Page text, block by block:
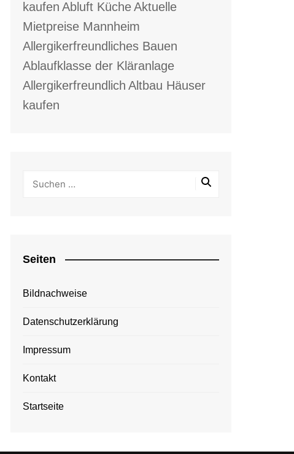
kaufen Abluft KücheAktuelle
Mietpreise Mannheim
Allergikerfreundliches Bauen
Ablaufklasse der Kläranlage
Allergikerfreundlich Altbau Häuser
kaufen
Seiten
Bildnachweise
Datenschutzerklärung
Impressum
Kontakt
Startseite